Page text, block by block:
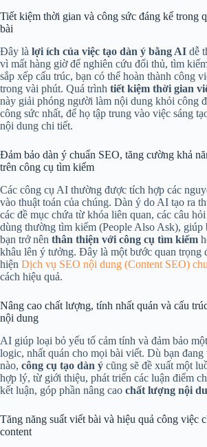
Tiết kiệm thời gian và công sức đáng kể trong
bài
Đây là lợi ích của việc tạo dàn ý bằng AI dễ
vì mất hàng giờ để nghiên cứu đối thủ, tìm
sắp xếp cấu trúc, bạn có thể hoàn thành công
trong vài phút. Quá trình tiết kiệm thời gian
này giải phóng người làm nội dung khỏi công
công sức nhất, để họ tập trung vào việc sáng
nội dung chi tiết.
Đảm bảo dàn ý chuẩn SEO, tăng cường khả
trên công cụ tìm kiếm
Các công cụ AI thường được tích hợp các
vào thuật toán của chúng. Dàn ý do AI tạo ra
các đề mục chứa từ khóa liên quan, các câu
dùng thường tìm kiếm (People Also Ask), giúp
bạn trở nên thân thiện với công cụ tìm kiếm
khâu lên ý tưởng. Đây là một bước quan trọng
hiện Dịch vụ SEO nội dung (Content SEO)
cách hiệu quả.
Nâng cao chất lượng, tính nhất quán và cấu
nội dung
AI giúp loại bỏ yếu tố cảm tính và đảm bảo
logic, nhất quán cho mọi bài viết. Dù bạn đang
nào, công cụ tạo dàn ý cũng sẽ đề xuất một
hợp lý, từ giới thiệu, phát triển các luận điểm
kết luận, góp phần nâng cao chất lượng nội
Tăng năng suất viết bài và hiệu quả công việc
content